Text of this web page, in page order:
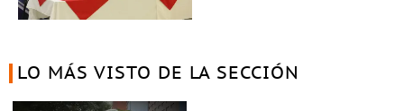
LO MÁS VISTO DE LA SECCIÓN